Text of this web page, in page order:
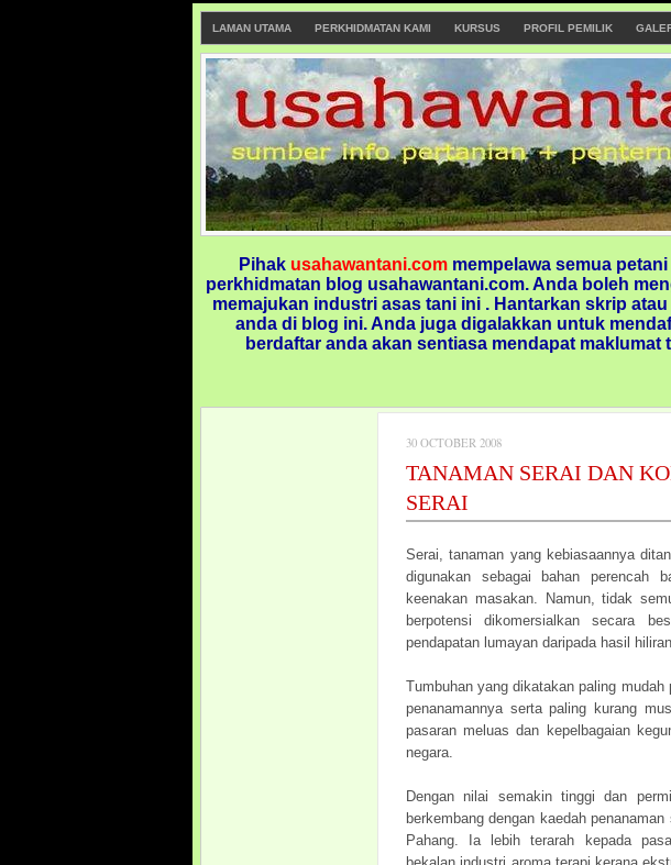
LAMAN UTAMA PERKHIDMATAN KAMI KURSUS PROFIL PEMILIK
Pihak usahawantani.com mempelawa semua
perkhidmatan blog usahawantani.com. Anda boleh
memajukan industri asas tani ini . Hantarkan skrip
anda di blog ini.Anda juga digalakkan untuk
berdaftar anda akan sentiasa mendapat maklumat
30 OCTOBER 2008
TANAMAN SERAI DAN
SERAI
Serai, tanaman yang kebiasaannya
digunakan sebagai bahan perencah
keenakan masakan. Namun, tidak
berpotensi dikomersialkan secara
pendapatan lumayan daripada hasil
Tumbuhan yang dikatakan paling mudah
penanamannya serta paling kurang
pasaran meluas dan kepelbagaian
negara.
Dengan nilai semakin tinggi dan
berkembang dengan kaedah
Pahang. Ia lebih terarah kepada